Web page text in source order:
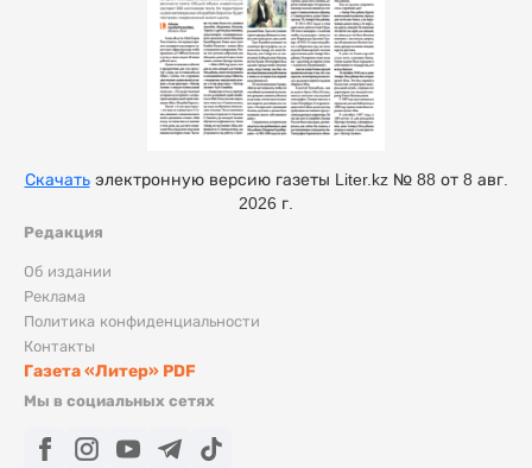
Редакция
Об издании
Реклама
Политика конфиденциальности
Контакты
Газета «Литер» PDF
Мы в социальных сетях
Скачатьэлектронную версию газеты Liter.kz № 88 от 8 авг.
2026 г.